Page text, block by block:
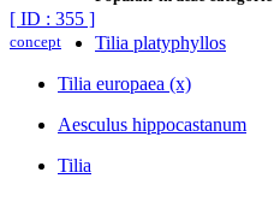
[ ID : 355 ]
concept
Tilia platyphyllos
Tilia europaea (x)
Aesculus hippocastanum
Tilia